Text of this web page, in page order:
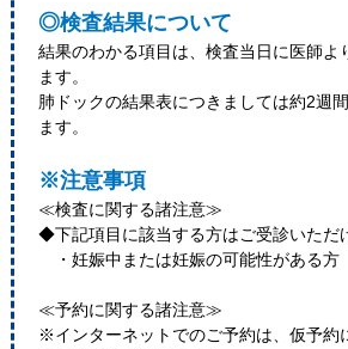
◎検査結果について
結果のわかる項目は、検査当日に医師よ
ます。
肺ドックの結果表につきましては約2週
ます。
※注意事項
≪検査に関する諸注意≫
◆下記項目に該当する方はご受診いただ
・妊娠中または妊娠の可能性がある方
≪予約に関する諸注意≫
※インターネットでのご予約は、仮予約